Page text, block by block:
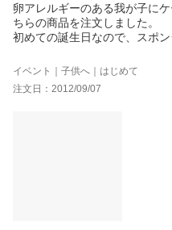
卵アレルギーのある我が子に
ちらの商品を注文しました。
初めての誕生日なので、スポ
生地は、やはり卵を使ってい
フワッと感が無いですが(;^_^A
甘味はほどよく、砂糖少なめ
イベント｜子供へ｜はじめて
注文日：2012/09/07